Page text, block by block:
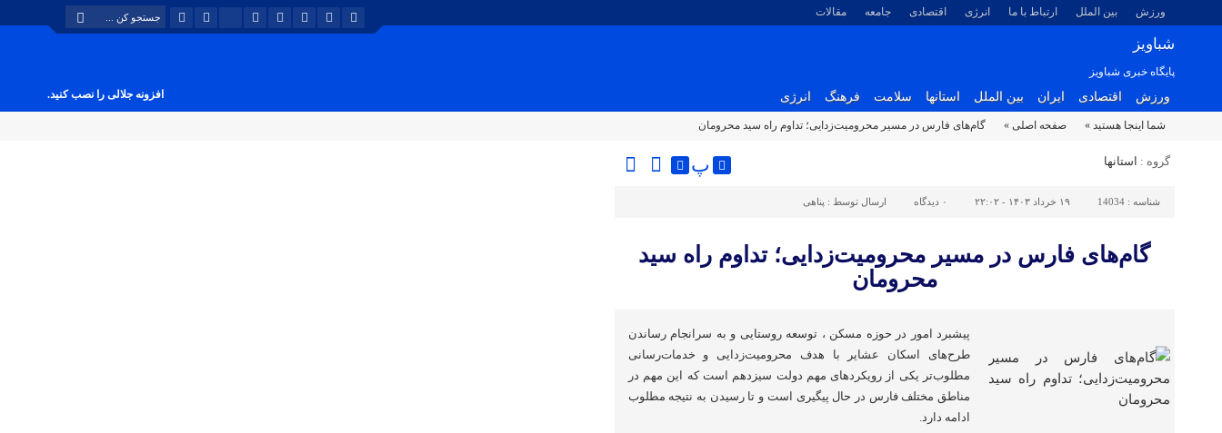
ورزش بین الملل ارتباط با ما انرژی اقتصادی جامعه مقالات
شباویز
پایگاه خبری شباویز
ورزش اقتصادی ایران بین الملل استانها سلامت فرهنگ انرژی افزونه جلالی را نصب کنید.
شما اینجا هستید » صفحه اصلی » گام‌های فارس در مسیر محرومیت‌زدایی؛ تداوم راه سید محرومان
گروه : استانها پ
شناسه : 14034 ۱۹ خرداد ۱۴۰۳ - ۲۲:۰۲ ۰ دیدگاه ارسال توسط : پناهی
گام‌های فارس در مسیر محرومیت‌زدایی؛ تداوم راه سید
محرومان
پیشبرد امور در حوزه مسکن ، توسعه روستایی و به سرانجام رساندن
طرح‌های اسکان عشایر با هدف محرومیت‌زدایی و خدمات‌رسانی
مطلوب‌تر یکی از رویکردهای مهم دولت سیزدهم است که این مهم در
مناطق مختلف فارس در حال پیگیری است و تا رسیدن به نتیجه مطلوب
ادامه دارد.